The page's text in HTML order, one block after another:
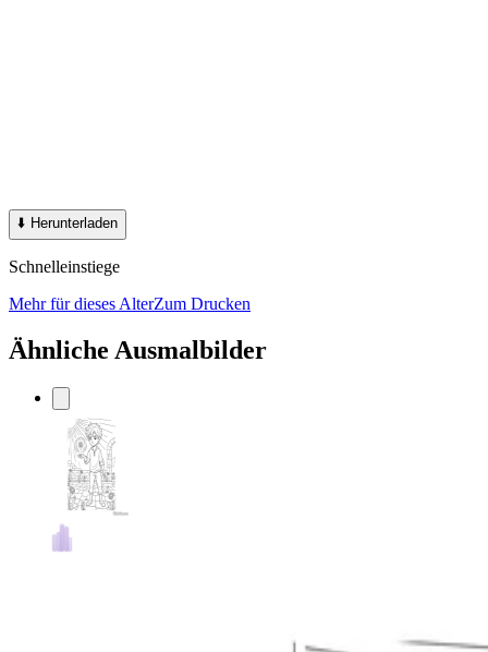
⬇️ Herunterladen
Schnelleinstiege
Mehr für dieses AlterZum Drucken
Ähnliche Ausmalbilder